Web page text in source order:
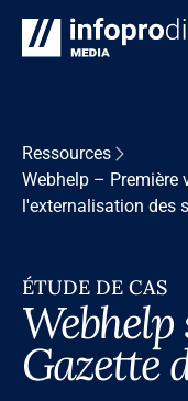
Ressources
Webhelp – Première
l'externalisation des
ÉTUDE DE CAS
Webhelp
Gazette